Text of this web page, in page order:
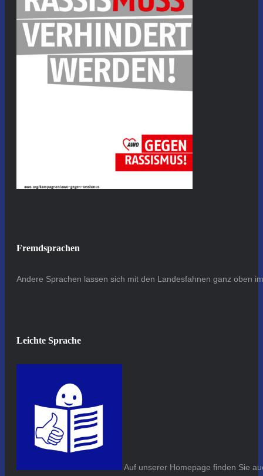
Fremdsprachen
Andere Sprachen lassen sich mit den Landesfahnen ganz oben
Leichte Sprache
Auf unserer Homepage finden Sie